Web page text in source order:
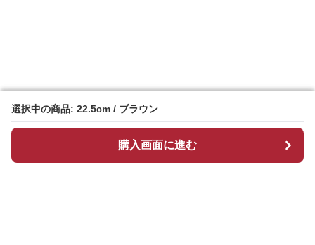
選択中の商品: 22.5cm / ブラウン
購入画面に進む
選択中の商品: 22.5cm / ブラウン
購入画面に進む